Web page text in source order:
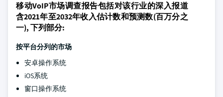
移动VoIP市场调查报告包括对该行业的深入报道
含2021年至2032年收入估计数和预测数(百万分之
一), 下列部分:
按平台分列的市场
安卓操作系统
iOS系统
窗口操作系统